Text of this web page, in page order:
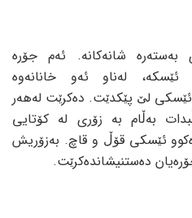
بەستەرە شانەکانە. ئەم جۆرە
لەناو ئەو خانانەوە
لێ پێکدێت. دەکرێت لەهەر
بەڵام بە زۆری لە کۆتایی
ئێسکی قۆڵ و قاچ. بەزۆریش
دەستنیشاندەکرێت.